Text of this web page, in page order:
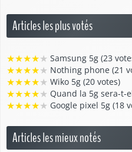
Articles les plus votés
★★★★★ Samsung 5g (23
★★★★★ Nothing phone (21
★★★★★ Wiko 5g (20 votes)
★★★★★ Quand la 5g sera-t-
★★★★★ Google pixel 5g (18
Articles les mieux notés